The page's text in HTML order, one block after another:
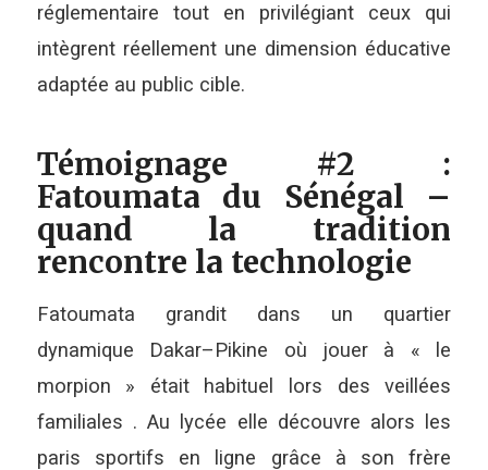
réglementaire tout en privilégiant ceux qui
intègrent réellement une dimension éducative
adaptée au public cible.
Témoignage #2 :
Fatoumata du Sénégal –
quand la tradition
rencontre la technologie
Fatoumata grandit dans un quartier
dynamique Dakar–Pikine où jouer à « le
morpion » était habituel lors des veillées
familiales . Au lycée elle découvre alors les
paris sportifs en ligne grâce à son frère